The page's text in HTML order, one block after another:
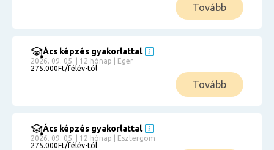
Tovább
Ács képzés gyakorlattal
2026. 09. 05. | 12 hónap | Eger
275.000Ft/félév-tól
Tovább
Ács képzés gyakorlattal
2026. 09. 05. | 12 hónap | Esztergom
275.000Ft/félév-tól